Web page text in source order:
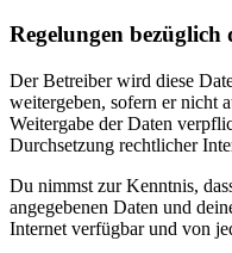
Regelungen bezüglich
Der Betreiber wird diese
weitergeben, sofern er nicht
Weitergabe der Daten
Durchsetzung rechtlicher
Du nimmst zur Kenntnis,
angegebenen Daten und
Internet verfügbar und von